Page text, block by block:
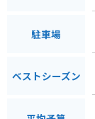
駐車場
ベストシーズン